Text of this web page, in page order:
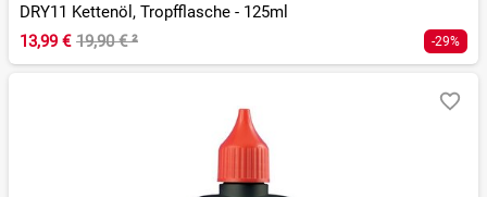
DRY11 Kettenöl, Tropfflasche - 125ml
13,99 € 19,90 €² -29%